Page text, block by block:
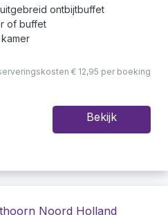
ontbijtbuffet
of buffet
€ 12,95 per boeking
Bekijk